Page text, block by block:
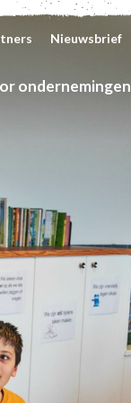
Nieuwsbrief
ondernemingen